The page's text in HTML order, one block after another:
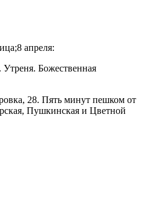
апреля:
Утреня. Божественная
28. Пять минут пешком от
Пушкинская и Цветной